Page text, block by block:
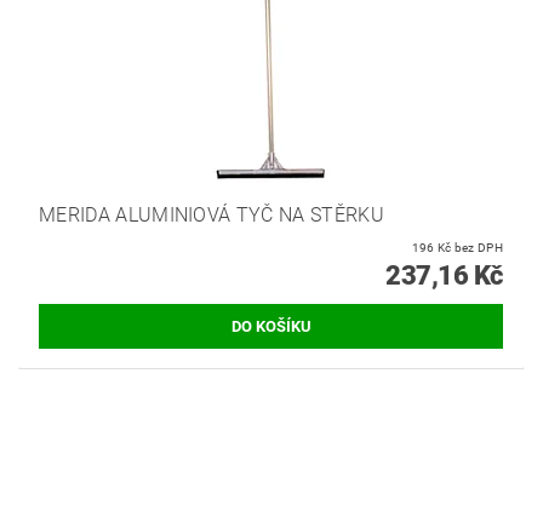
MERIDA ALUMINIOVÁ TYČ NA STĚRKU
196 Kč bez DPH
237,16 Kč